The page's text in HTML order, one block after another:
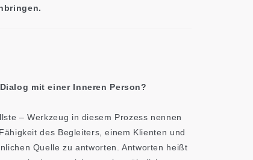
mit einer Inneren Person?
– Werkzeug in diesem Prozess nennen
des Begleiters, einem Klienten und
Quelle zu antworten. Antworten heißt